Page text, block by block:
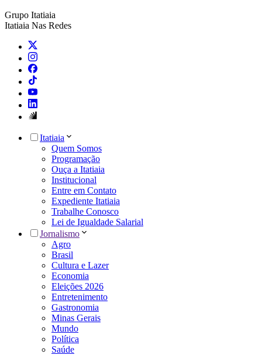
Grupo Itatiaia
Itatiaia Nas Redes
Itatiaia
Quem Somos
Programação
Ouça a Itatiaia
Institucional
Entre em Contato
Expediente Itatiaia
Trabalhe Conosco
Lei de Igualdade Salarial
Jornalismo
Agro
Brasil
Cultura e Lazer
Economia
Eleições 2026
Entretenimento
Gastronomia
Minas Gerais
Mundo
Política
Saúde